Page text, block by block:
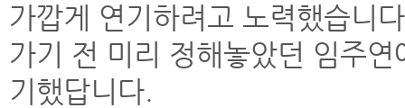
가깝게 연기하려고 노력했습니
가기 전 미리 정해놓았던 임주
기했답니다.